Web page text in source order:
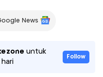
News
untuk
Follow